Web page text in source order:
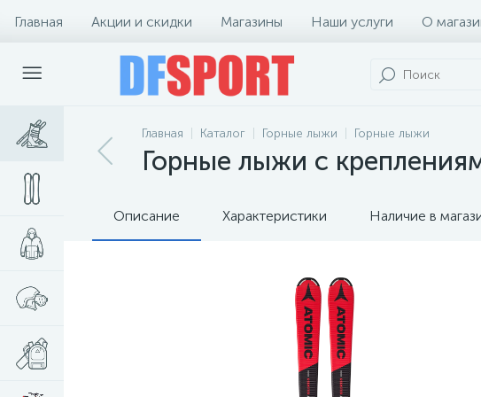
Главная Акции и скидки Магазины Наши услуги О
Главная Каталог Горные лыжи Горные лыжи
Горные лыжи с
Описание Характеристики Наличие в